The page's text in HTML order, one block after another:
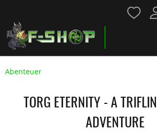
Abenteuer
TORG ETERNITY - A
ADVENTURE